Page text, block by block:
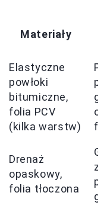
Materiały
Elastyczne
powłoki
bitumiczne,
folia PCV
(kilka warstw)
Drenaż
opaskowy,
folia tłoczona